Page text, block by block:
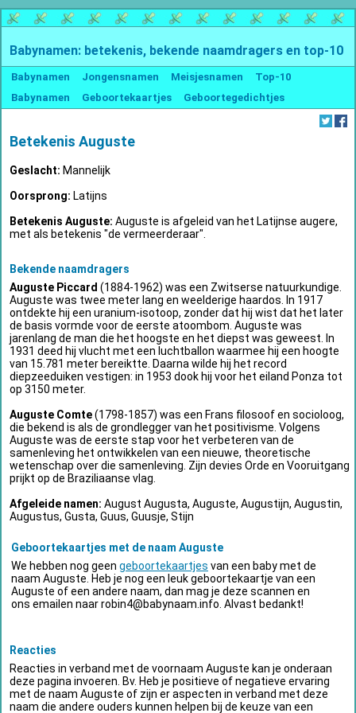
Babynamen: betekenis, bekende naamdragers en top-10
Babynamen Jongensnamen Meisjesnamen
Top-10
Babynamen
Geboortekaartjes Geboortegedichtjes
Betekenis Auguste
Geslacht: Mannelijk
Oorsprong: Latijns
Betekenis Auguste: Auguste is afgeleid van het Latijnse augere,
met als betekenis "de vermeerderaar".
Bekende naamdragers
Auguste Piccard (1884-1962) was een Zwitserse natuurkundige.
Auguste was twee meter lang en weelderige haardos. In 1917
ontdekte hij een uranium-isotoop, zonder dat hij wist dat het later
de basis vormde voor de eerste atoombom. Auguste was
jarenlang de man die het hoogste en het diepst was geweest. In
1931 deed hij vlucht met een luchtballon waarmee hij een hoogte
van 15.781 meter bereiktte. Daarna wilde hij het record
diepzeeduiken vestigen: in 1953 dook hij voor het eiland Ponza tot
op 3150 meter.
Auguste Comte(1798-1857) was een Frans filosoof en socioloog,
die bekend is als de grondlegger van het positivisme. Volgens
Auguste was de eerste stap voor het verbeteren van de
samenleving het ontwikkelen van een nieuwe, theoretische
wetenschap over die samenleving. Zijn devies Orde en Vooruitgang
prijkt op de Braziliaanse vlag.
Afgeleide namen: August Augusta, Auguste, Augustijn, Augustin,
Augustus, Gusta, Guus, Guusje, Stijn
Geboortekaartjes met de naam Auguste
We hebben nog geen geboortekaartjes van een baby met de
naam Auguste. Heb je nog een leuk geboortekaartje van een
Auguste of een andere naam, dan mag je deze scannen en
ons emailen naarrobin4@babynaam.info . Alvast bedankt!
Reacties
Reacties in verband met de voornaam Auguste kan je onderaan
deze pagina invoeren. Bv. Heb je positieve of negatieve ervaring
met de naam Auguste of zijn er aspecten in verband met deze
naam die andere ouders kunnen helpen bij de keuze van een